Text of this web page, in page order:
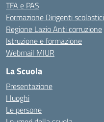
TFA e PAS
Formazione Dirigenti scolastici
Regione Lazio Anti corruzione
Istruzione e formazione
Webmail MIUR
La Scuola
Presentazione
I luoghi
Le persone